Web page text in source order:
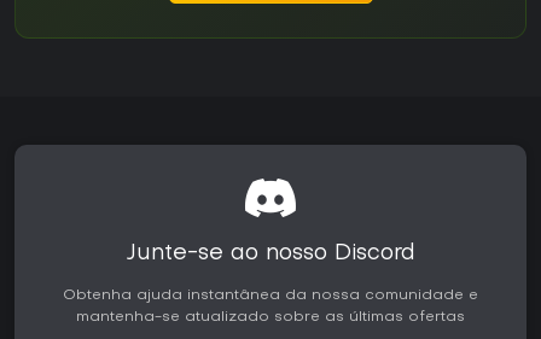
Junte-se ao nosso Discord
Obtenha ajuda instantânea da nossa comunidade e
mantenha-se atualizado sobre as últimas ofertas